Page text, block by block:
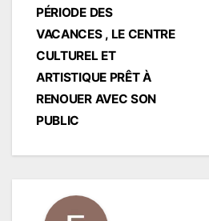
de
l’article
PÉRIODE DES
VACANCES , LE CENTRE
CULTUREL ET
ARTISTIQUE PRÊT À
RENOUER AVEC SON
PUBLIC